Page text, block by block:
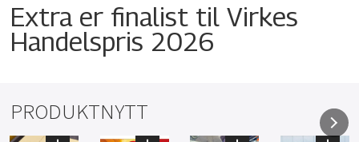
Extra er finalist til Virkes
Handelspris 2026
PRODUKTNYTT